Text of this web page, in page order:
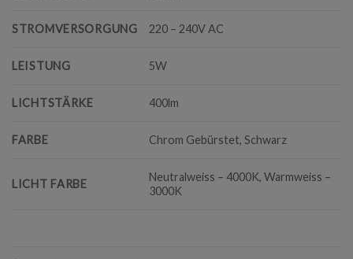
STROMVERSORGUNG 220 – 240V AC
LEISTUNG 5W
LICHTSTÄRKE 400lm
FARBE Chrom Gebürstet, Schwarz
LICHT FARBE
Neutralweiss – 4000K, Warmweiss –
3000K